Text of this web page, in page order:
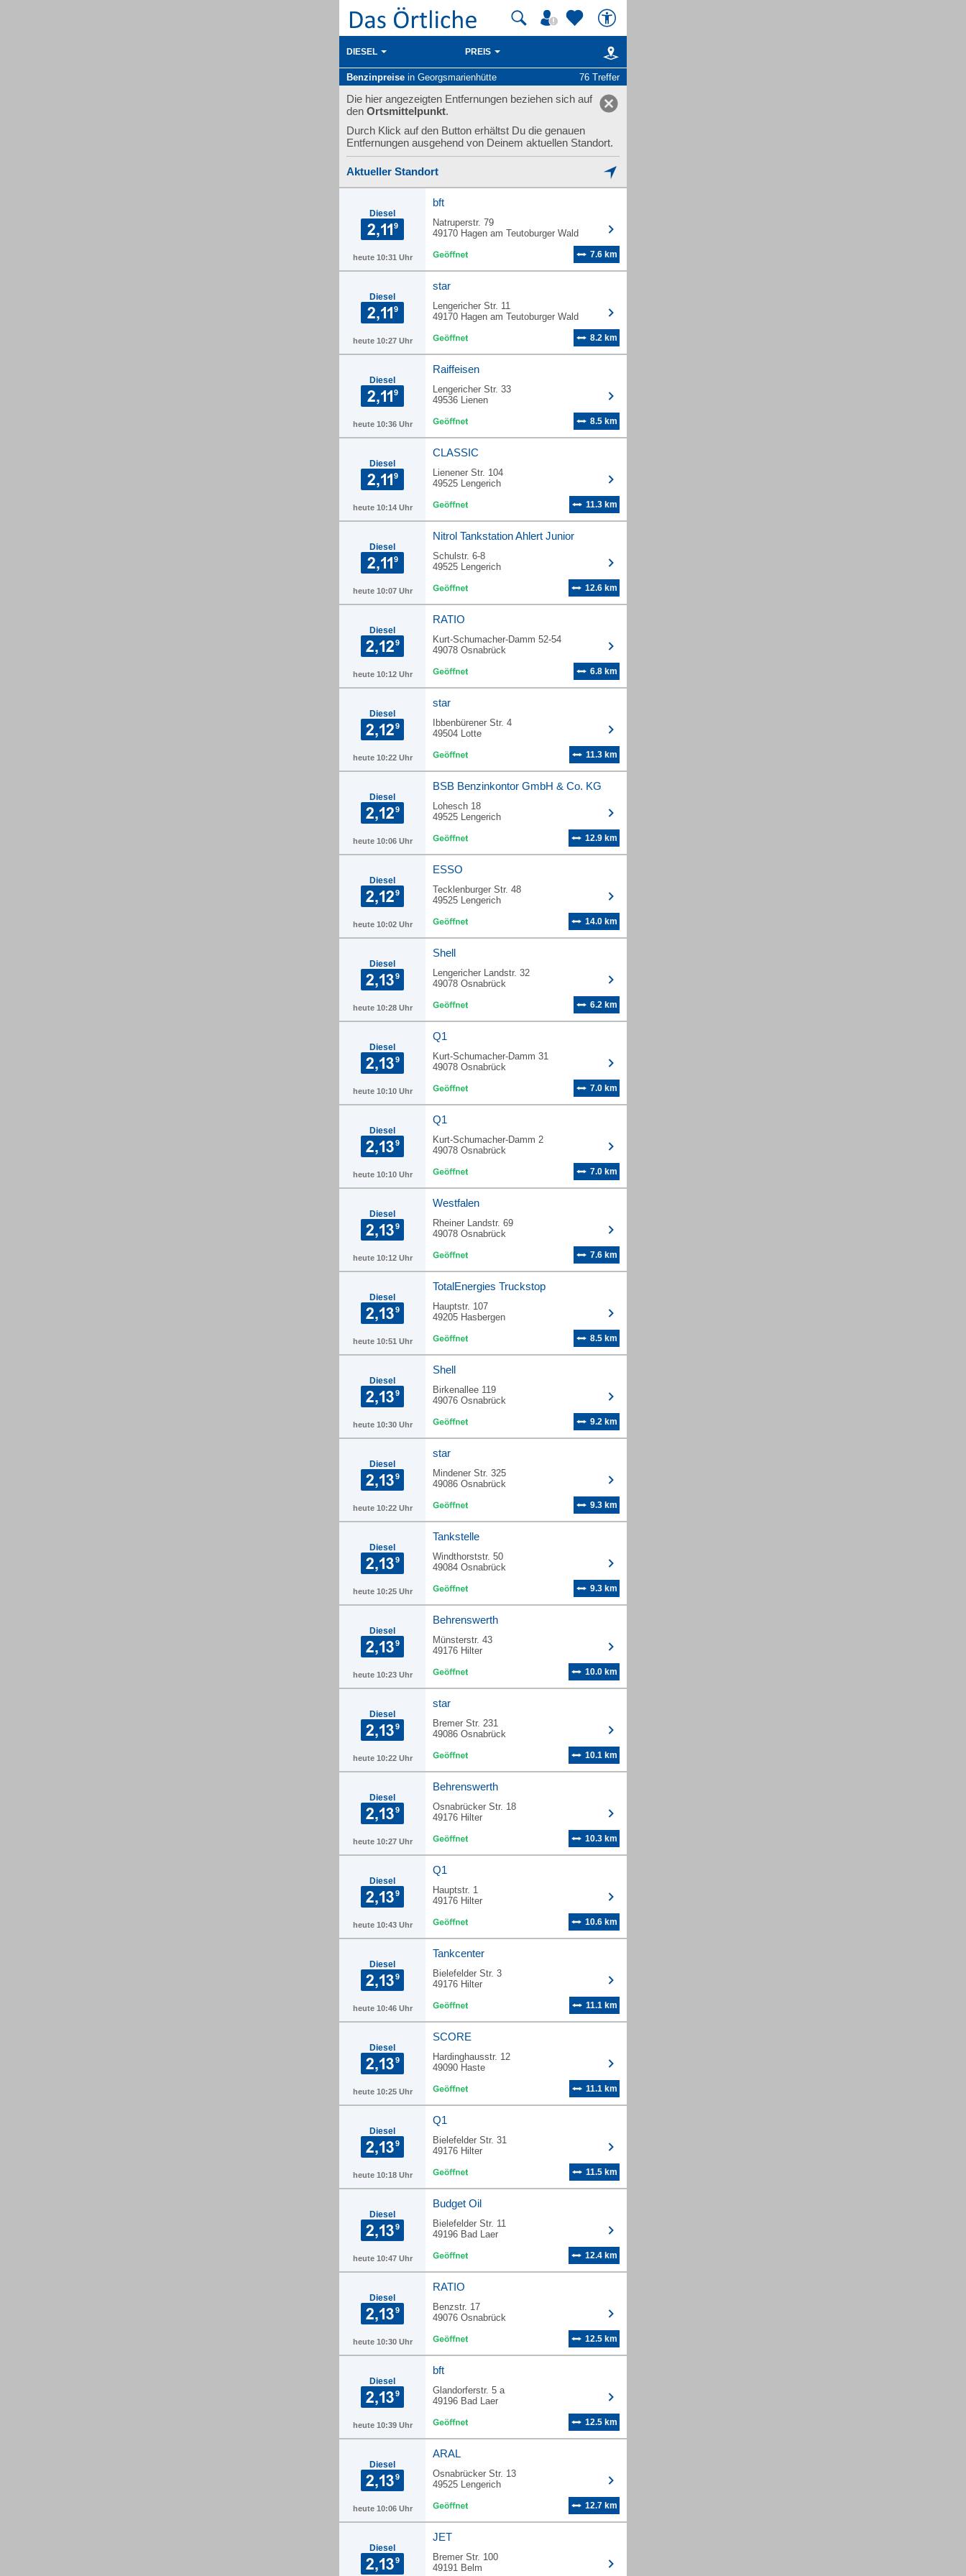
DIESEL PREIS
Benzinpreise in Georgsmarienhütte 76 Treffer
Die hier angezeigten Entfernungen beziehen sich auf
den Ortsmittelpunkt.
Durch Klick auf den Button erhältst Du die genauen
Entfernungen ausgehend von Deinem aktuellen Standort.
Aktueller Standort
Diesel
heute 10:31 Uhr
bft
Natruperstr. 79
49170 Hagen am Teutoburger Wald
7.6 km
Diesel
heute 10:27 Uhr
star
Lengericher Str. 11
49170 Hagen am Teutoburger Wald
8.2 km
Diesel
heute 10:36 Uhr
Raiffeisen
Lengericher Str. 33
49536 Lienen
8.5 km
Diesel
heute 10:14 Uhr
CLASSIC
Lienener Str. 104
49525 Lengerich
11.3 km
Diesel
heute 10:07 Uhr
Nitrol Tankstation Ahlert Junior
Schulstr. 6-8
49525 Lengerich
12.6 km
Diesel
heute 10:12 Uhr
RATIO
Kurt-Schumacher-Damm 52-54
49078 Osnabrück
6.8 km
Diesel
heute 10:22 Uhr
star
Ibbenbürener Str. 4
49504 Lotte
11.3 km
Diesel
heute 10:06 Uhr
BSB Benzinkontor GmbH & Co. KG
Lohesch 18
49525 Lengerich
12.9 km
Diesel
heute 10:02 Uhr
ESSO
Tecklenburger Str. 48
49525 Lengerich
14.0 km
Diesel
heute 10:28 Uhr
Shell
Lengericher Landstr. 32
49078 Osnabrück
6.2 km
Diesel
heute 10:10 Uhr
Q1
Kurt-Schumacher-Damm 31
49078 Osnabrück
7.0 km
Diesel
heute 10:10 Uhr
Q1
Kurt-Schumacher-Damm 2
49078 Osnabrück
7.0 km
Diesel
heute 10:12 Uhr
Westfalen
Rheiner Landstr. 69
49078 Osnabrück
7.6 km
Diesel
heute 10:51 Uhr
TotalEnergies Truckstop
Hauptstr. 107
49205 Hasbergen
8.5 km
Diesel
heute 10:30 Uhr
Shell
Birkenallee 119
49076 Osnabrück
9.2 km
Diesel
heute 10:22 Uhr
star
Mindener Str. 325
49086 Osnabrück
9.3 km
Diesel
heute 10:25 Uhr
Tankstelle
Windthorststr. 50
49084 Osnabrück
9.3 km
Diesel
heute 10:23 Uhr
Behrenswerth
Münsterstr. 43
49176 Hilter
10.0 km
Diesel
heute 10:22 Uhr
star
Bremer Str. 231
49086 Osnabrück
10.1 km
Diesel
heute 10:27 Uhr
Behrenswerth
Osnabrücker Str. 18
49176 Hilter
10.3 km
Diesel
heute 10:43 Uhr
Q1
Hauptstr. 1
49176 Hilter
10.6 km
Diesel
heute 10:46 Uhr
Tankcenter
Bielefelder Str. 3
49176 Hilter
11.1 km
Diesel
heute 10:25 Uhr
SCORE
Hardinghausstr. 12
49090 Haste
11.1 km
Diesel
heute 10:18 Uhr
Q1
Bielefelder Str. 31
49176 Hilter
11.5 km
Diesel
heute 10:47 Uhr
Budget Oil
Bielefelder Str. 11
49196 Bad Laer
12.4 km
Diesel
heute 10:30 Uhr
RATIO
Benzstr. 17
49076 Osnabrück
12.5 km
Diesel
heute 10:39 Uhr
bft
Glandorferstr. 5 a
49196 Bad Laer
12.5 km
Diesel
heute 10:06 Uhr
ARAL
Osnabrücker Str. 13
49525 Lengerich
12.7 km
Diesel
JET
Bremer Str. 100
49191 Belm